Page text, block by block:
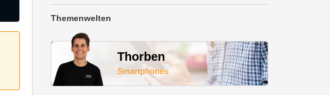
Themenwelten
Thorben
Smartphones